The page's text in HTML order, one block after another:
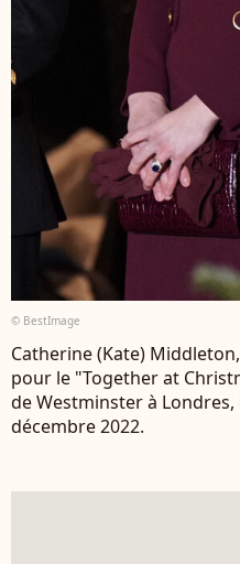
© BestImage
Catherine (Kate)
pour le "Together at
de Westminster à Londres,
décembre 2022.